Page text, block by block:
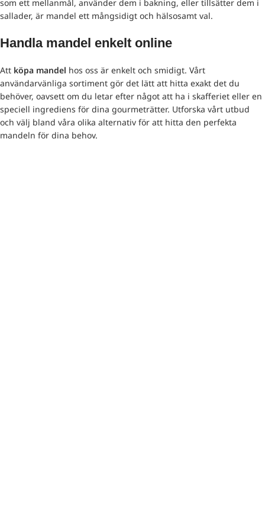
som ett mellanmål, använder dem i bakning, eller tillsätter dem i
sallader, är mandel ett mångsidigt och hälsosamt val.
Handla mandel enkelt online
Att köpa mandel hos oss är enkelt och smidigt. Vårt
användarvänliga sortiment gör det lätt att hitta exakt det du
behöver, oavsett om du letar efter något att ha i skafferiet eller en
speciell ingrediens för dina gourmeträtter. Utforska vårt utbud
och välj bland våra olika alternativ för att hitta den perfekta
mandeln för dina behov.